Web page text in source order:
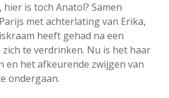
hier is toch Anatol? Samen
met achterlating van Erika,
heeft gehad na een
te verdrinken. Nu is het haar
en het afkeurende zwijgen van
ondergaan.